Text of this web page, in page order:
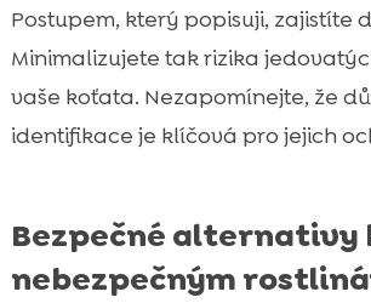
Postupem, který popisuji, zajistíte
Minimalizujete tak rizika
vaše koťata. Nezapomínejte, že
identifikace je klíčová pro jejich
Bezpečné alternativy
nebezpečným